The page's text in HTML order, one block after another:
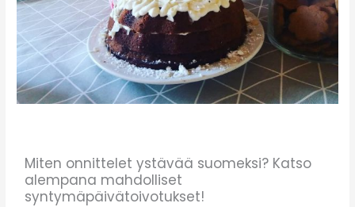
Miten onnittelet ystävää suomeksi? Katso
alempana mahdolliset
syntymäpäivätoivotukset!